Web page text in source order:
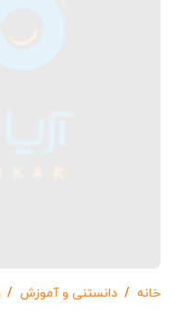
خانه دانستنی و آموزش